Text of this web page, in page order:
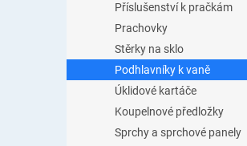
Příslušenství k pračkám
Prachovky
Stěrky na sklo
Podhlavníky k vaně
Úklidové kartáče
Koupelnové předložky
Sprchy a sprchové panely